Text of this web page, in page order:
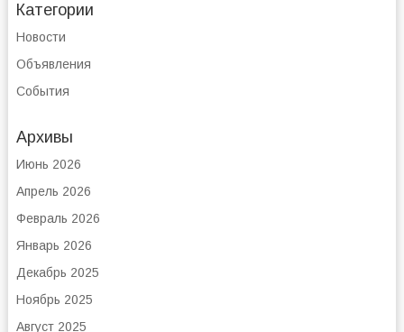
Категории
Новости
Объявления
События
Архивы
Июнь 2026
Апрель 2026
Февраль 2026
Январь 2026
Декабрь 2025
Ноябрь 2025
Август 2025